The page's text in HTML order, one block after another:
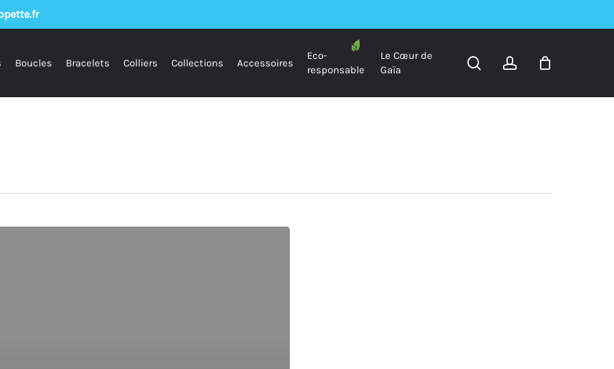
fermer
Boucles Bracelets Colliers Collections Accessoires
Eco-
responsable
Le Cœur de
Gaïa
searchaccount